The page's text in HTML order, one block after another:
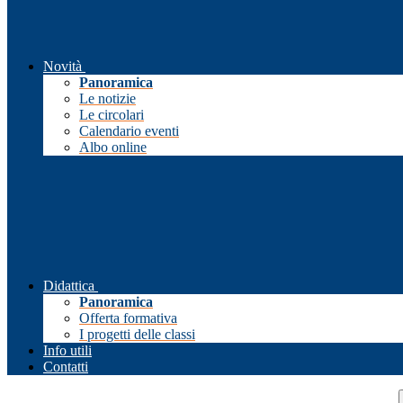
Novità
Panoramica
Le notizie
Le circolari
Calendario eventi
Albo online
Didattica
Panoramica
Offerta formativa
I progetti delle classi
Info utili
Contatti